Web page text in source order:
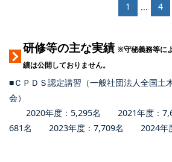
1 ... 4
研修等の主な実績 ※守秘義務等に
績は公開しておりません。
■ＣＰＤＳ認定講習（一般社団法人全国土
会）
2020年度：5,295名 2021年度：
681名 2023年度：7,709名 2024年